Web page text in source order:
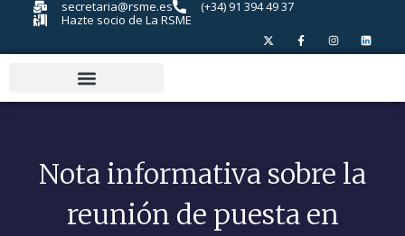
secretaria@rsme.es
(+34) 91 394 49 37
Hazte socio de La RSME
Nota informativa sobre la
reunión de puesta en